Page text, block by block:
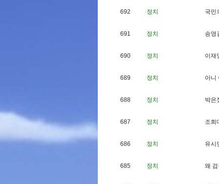
692 정치 국민
691 정치 송영
690 정치 이 재
689 정치 아니
688 정치 박은
687 정치 조희
686 정치 유시
685 정치 왜 검